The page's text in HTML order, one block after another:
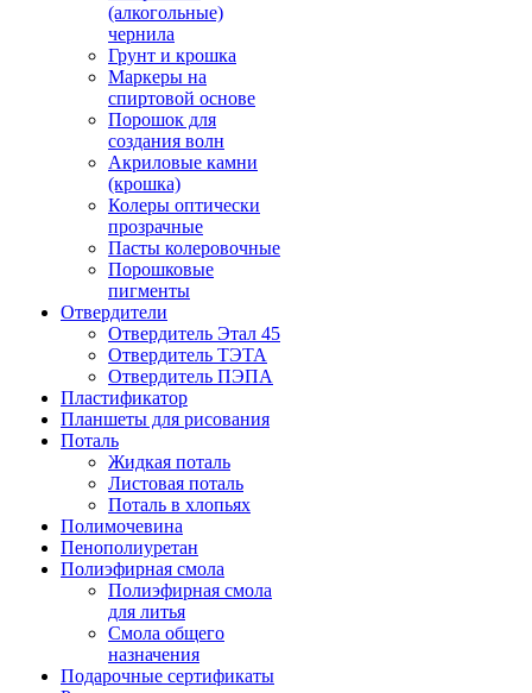
(алкогольные)
чернила
Грунт и крошка
Маркеры на
спиртовой основе
Порошок для
создания волн
Акриловые камни
(крошка)
Колеры оптически
прозрачные
Пасты колеровочные
Порошковые
пигменты
Отвердители
Отвердитель Этал 45
Отвердитель ТЭТА
Отвердитель ПЭПА
Пластификатор
Планшеты для рисования
Поталь
Жидкая поталь
Листовая поталь
Поталь в хлопьях
Полимочевина
Пенополиуретан
Полиэфирная смола
Полиэфирная смола
для литья
Смола общего
назначения
Подарочные сертификаты